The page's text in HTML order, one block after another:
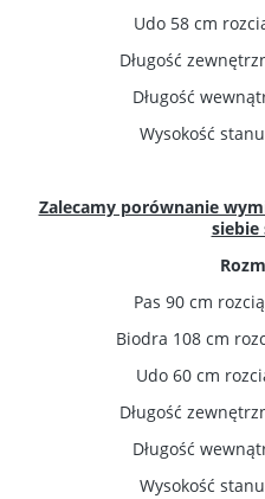
Udo 58 cm
Długość
Długość
Wysokość
Zalecamy porównanie
siebie
Pas 90 cm
Biodra 108 cm
Udo 60 cm
Długość
Długość
Wysokość